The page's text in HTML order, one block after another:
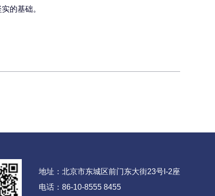
的基础。
地址：北京市东城区前门东大街23号I-2座
电话：86-10-8555 8455